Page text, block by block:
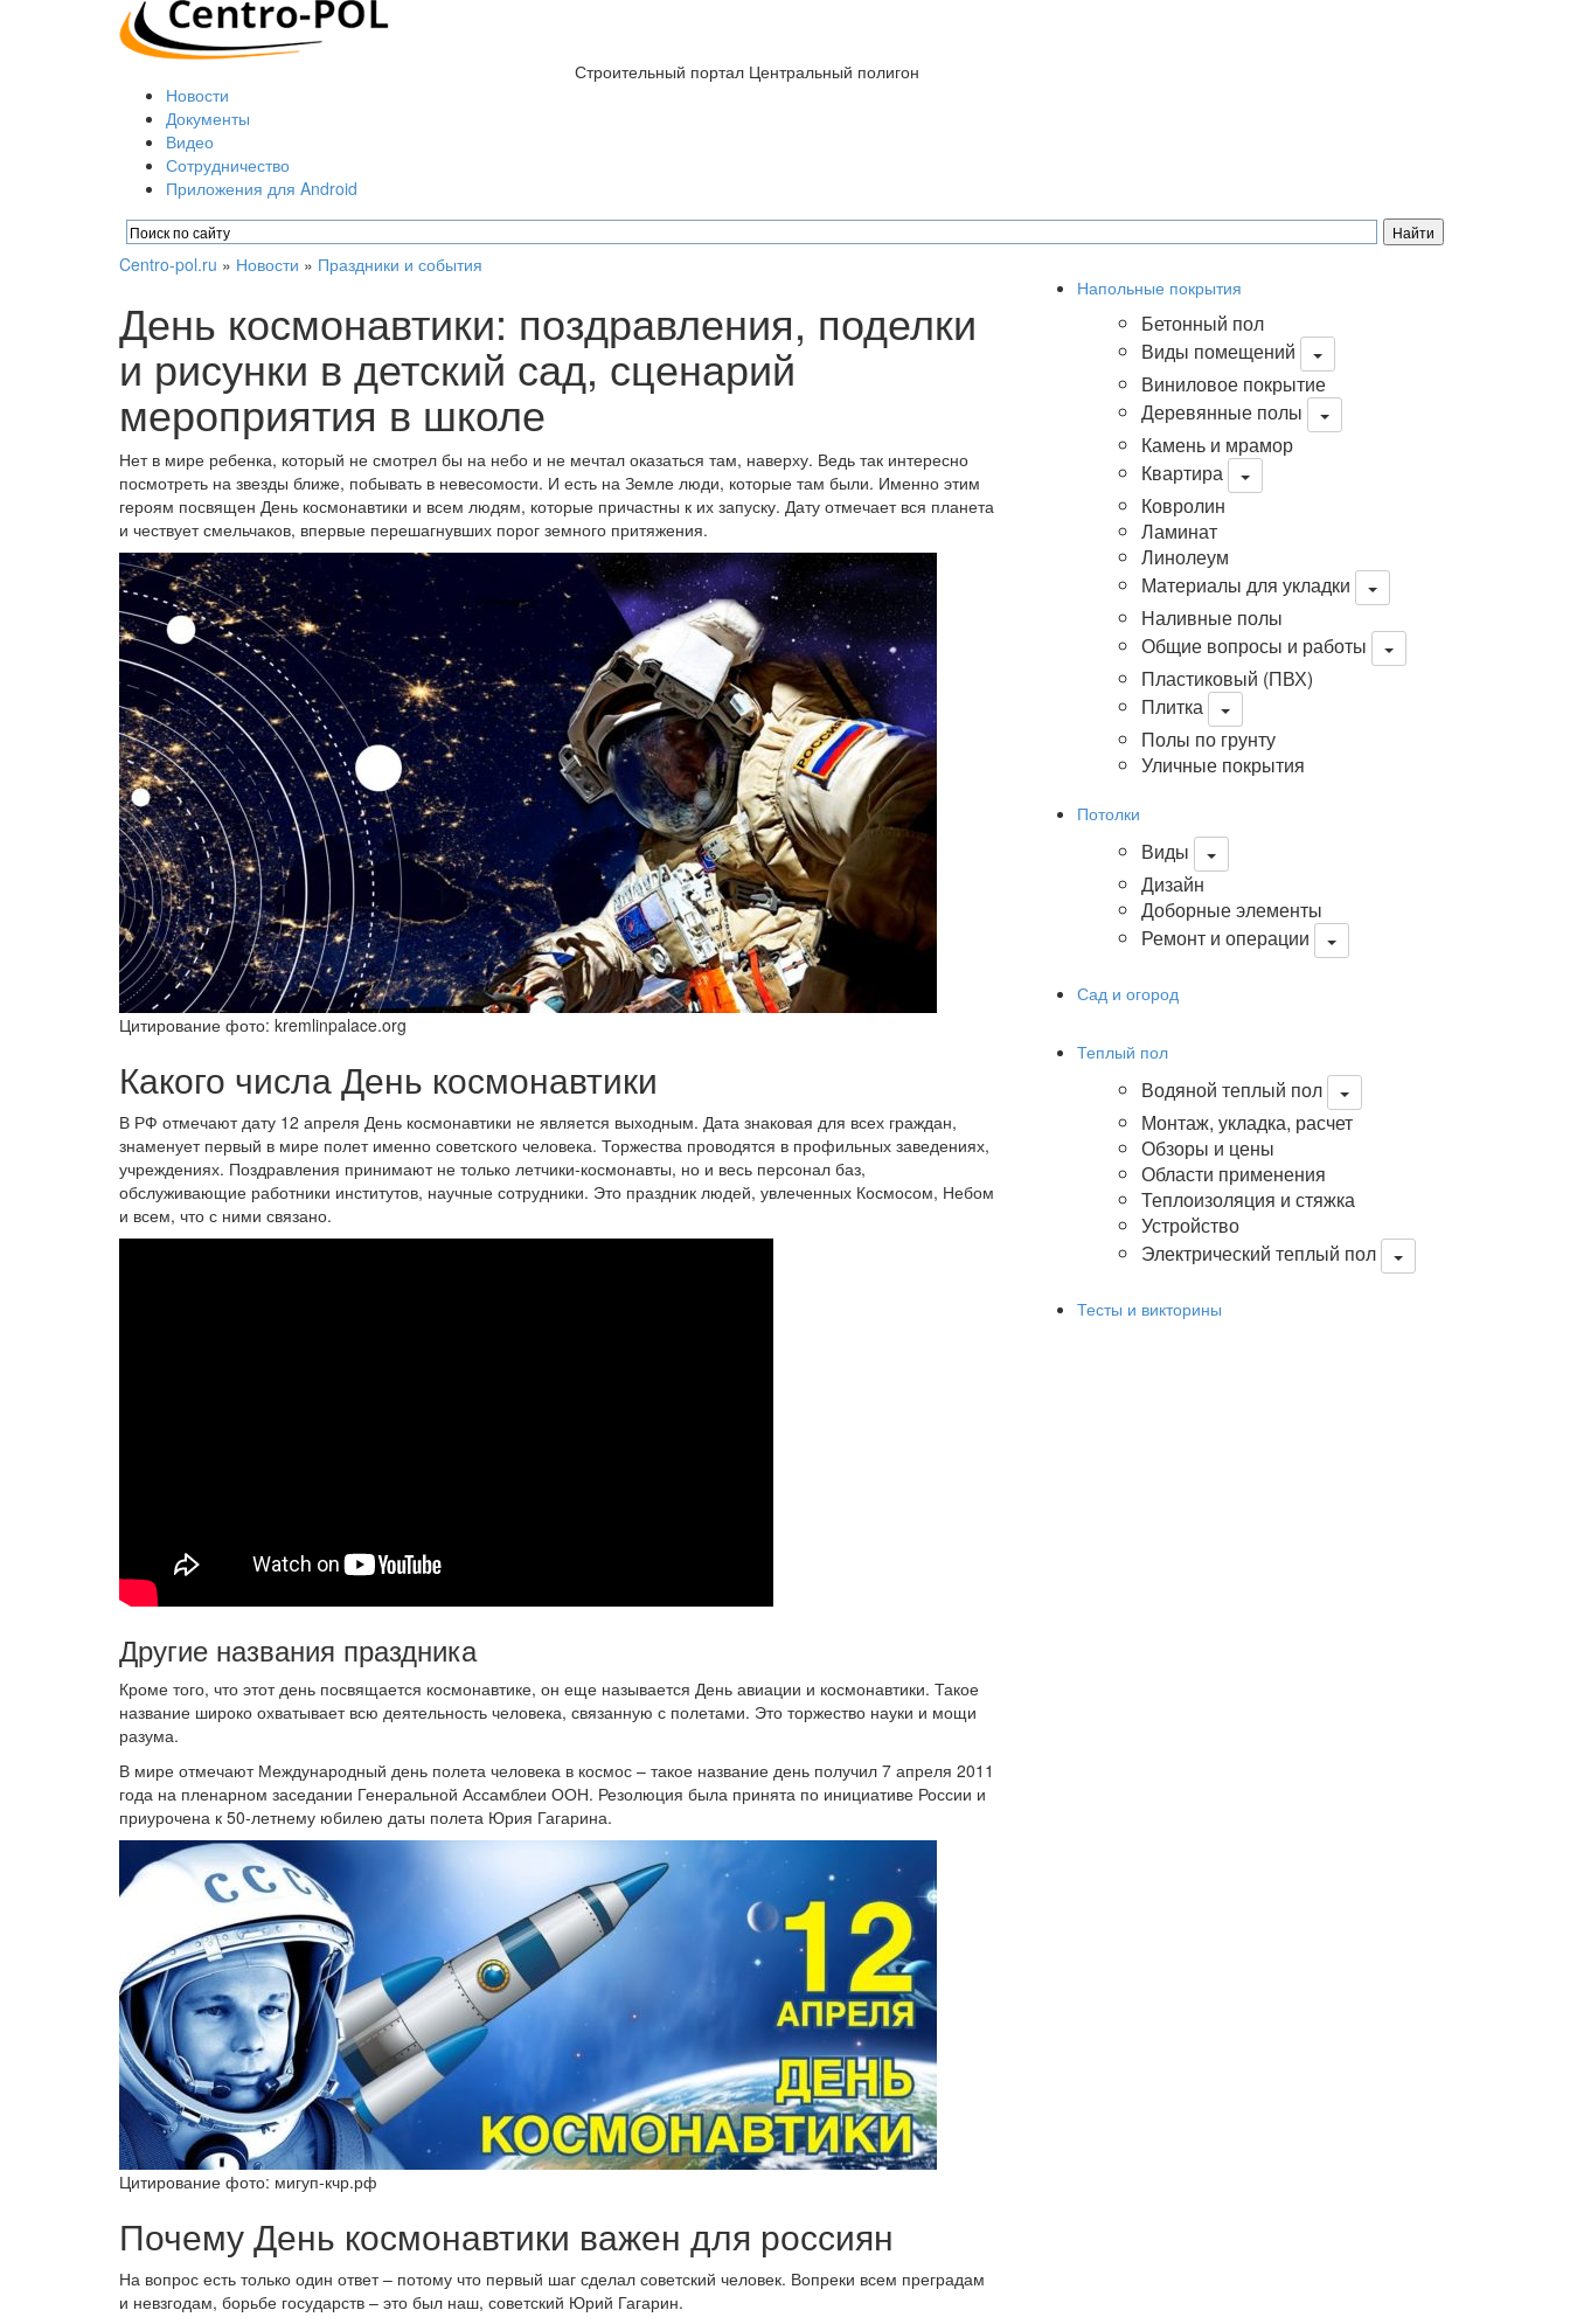
Строительный портал Центральный полигон
Новости
Документы
Видео
Сотрудничество
Приложения для Android
Centro-pol.ru » Новости » Праздники и события
День космонавтики: поздравления, поделки
и рисунки в детский сад, сценарий
мероприятия в школе
Нет в мире ребенка, который не смотрел бы на небо и не мечтал оказаться там, наверху. Ведь так интересно
посмотреть на звезды ближе, побывать в невесомости. И есть на Земле люди, которые там были. Именно этим
героям посвящен День космонавтики и всем людям, которые причастны к их запуску. Дату отмечает вся планета
и чествует смельчаков, впервые перешагнувших порог земного притяжения.
Цитирование фото: kremlinpalace.org
Какого числа День космонавтики
В РФ отмечают дату 12 апреля День космонавтики не является выходным. Дата знаковая для всех граждан,
знаменует первый в мире полет именно советского человека. Торжества проводятся в профильных заведениях,
учреждениях. Поздравления принимают не только летчики-космонавты, но и весь персонал баз,
обслуживающие работники институтов, научные сотрудники. Это праздник людей, увлеченных Космосом, Небом
и всем, что с ними связано.
Другие названия праздника
Кроме того, что этот день посвящается космонавтике, он еще называется День авиации и космонавтики. Такое
название широко охватывает всю деятельность человека, связанную с полетами. Это торжество науки и мощи
разума.
В мире отмечают Международный день полета человека в космос – такое название день получил 7 апреля 2011
года на пленарном заседании Генеральной Ассамблеи ООН. Резолюция была принята по инициативе России и
приурочена к 50-летнему юбилею даты полета Юрия Гагарина.
Цитирование фото: мигуп-кчр.рф
Почему День космонавтики важен для россиян
На вопрос есть только один ответ – потому что первый шаг сделал советский человек. Вопреки всем преградам
и невзгодам, борьбе государств – это был наш, советский Юрий Гагарин.
Напольные покрытия
Бетонный пол
Виды помещений
Виниловое покрытие
Деревянные полы
Камень и мрамор
Квартира
Ковролин
Ламинат
Линолеум
Материалы для укладки
Наливные полы
Общие вопросы и работы
Пластиковый (ПВХ)
Плитка
Полы по грунту
Уличные покрытия
Потолки
Виды
Дизайн
Доборные элементы
Ремонт и операции
Сад и огород
Теплый пол
Водяной теплый пол
Монтаж, укладка, расчет
Обзоры и цены
Области применения
Теплоизоляция и стяжка
Устройство
Электрический теплый пол
Тесты и викторины